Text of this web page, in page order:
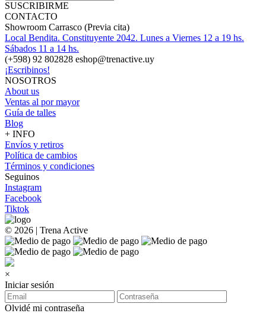
SUSCRIBIRME
CONTACTO
Showroom Carrasco (Previa cita)
Local Bendita. Constituyente 2042. Lunes a Viernes 12 a 19 hs.
Sábados 11 a 14 hs.
(+598) 92 802828 eshop@trenactive.uy
¡Escribinos!
NOSOTROS
About us
Ventas al por mayor
Guía de talles
Blog
+ INFO
Envíos y retiros
Política de cambios
Términos y condiciones
Seguinos
Instagram
Facebook
Tiktok
© 2026 | Trena Active
×
Iniciar sesión
Olvidé mi contraseña